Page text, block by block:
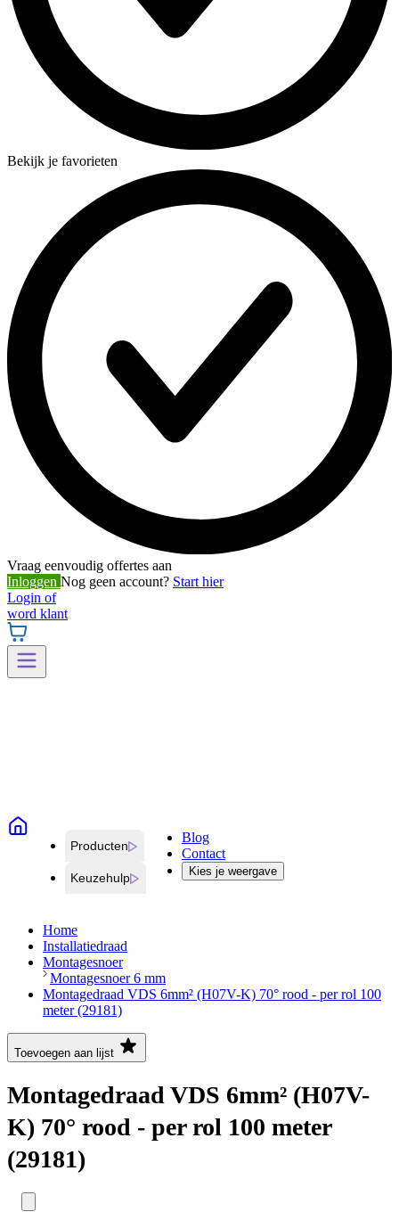
Bekijk je favorieten
Vraag eenvoudig offertes aan
Inloggen Nog geen account? Start hier
Login of
word klant
Producten
Keuzehulp
Blog
Contact
Kies je weergave
Home
Installatiedraad
Montagesnoer
Montagesnoer 6 mm
Montagedraad VDS 6mm² (H07V-K) 70° rood - per rol 100
meter (29181)
Toevoegen aan lijst
Montagedraad VDS 6mm² (H07V-
K) 70° rood - per rol 100 meter
(29181)